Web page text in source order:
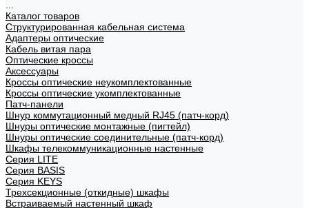
Каталог товаров
Структурированная кабельная система
Адаптеры оптические
Кабель витая пара
Оптические кроссы
Аксессуары
Кроссы оптические неукомплектованные
Кроссы оптические укомплектованные
Патч-панели
Шнур коммутационный медный RJ45 (патч-корд)
Шнуры оптические монтажные (пигтейл)
Шнуры оптические соединительные (патч-корд)
Шкафы телекоммуникационные настенные
Cерия LITE
Cерия BASIS
Cерия KEYS
Трехсекционные (откидные) шкафы
Встраиваемый настенный шкаф